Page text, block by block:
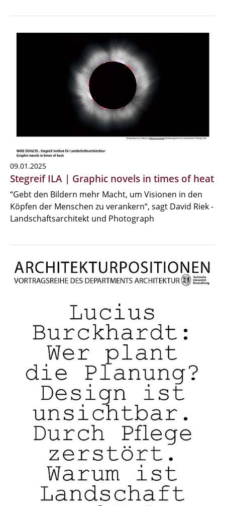
09.01.2025
Stegreif ILA | Graphic novels in times of heat
“Gebt den Bildern mehr Macht, um Visionen in den
Köpfen der Menschen zu verankern“, sagt David Riek -
Landschaftsarchitekt und Photograph